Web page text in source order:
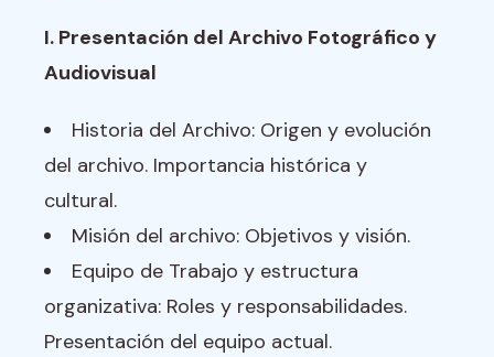
I. Presentación del Archivo Fotográfico y
Audiovisual
Historia del Archivo: Origen y evolución
del archivo. Importancia histórica y
cultural.
Misión del archivo: Objetivos y visión.
Equipo de Trabajo y estructura
organizativa: Roles y responsabilidades.
Presentación del equipo actual.